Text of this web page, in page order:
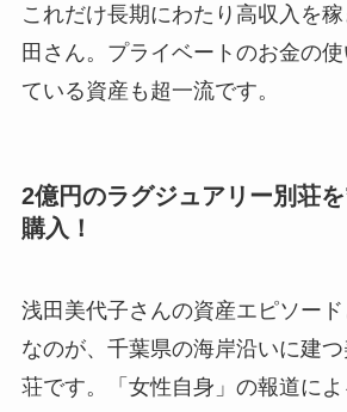
これだけ長期にわたり高収入を
田さん。プライベートのお金の
ている資産も超一流です。
2億円のラグジュアリー別荘
購入！
浅田美代子さんの資産エピソー
なのが、千葉県の海岸沿いに建
荘です。「女性自身」の報道に